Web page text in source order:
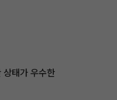
상태가 우수한